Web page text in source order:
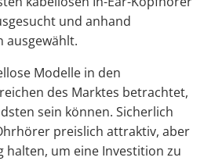
und anhand
ausgewählt.
Modelle in den
des Marktes betrachtet,
sein können. Sicherlich
preislich attraktiv, aber
halten, um eine Investition zu